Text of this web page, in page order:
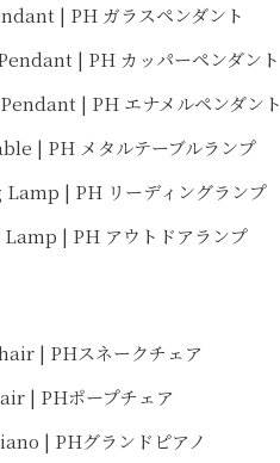
| PH ガラスペンダント
| PH カッパーペンダント
| PH エナメルペンダント
| PH メタルテーブルランプ
Lamp | PH リーディングランプ
| PH アウトドアランプ
| PHスネークチェア
| PHポープチェア
| PHグランドピアノ